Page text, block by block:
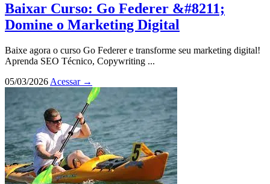
Baixar Curso: Go Federer &#8211;
Domine o Marketing Digital
Baixe agora o curso Go Federer e transforme seu marketing digital!
Aprenda SEO Técnico, Copywriting ...
05/03/2026 Acessar →